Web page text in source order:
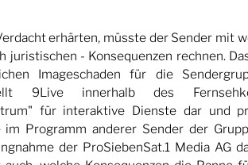
erhärten, müsste der Sender mit
juristischen - Konsequenzen rechnen.
Imageschaden für die
9Live innerhalb des
für interaktive Dienste dar und
im Programm anderer Sender der
der ProSiebenSat.1 Media AG